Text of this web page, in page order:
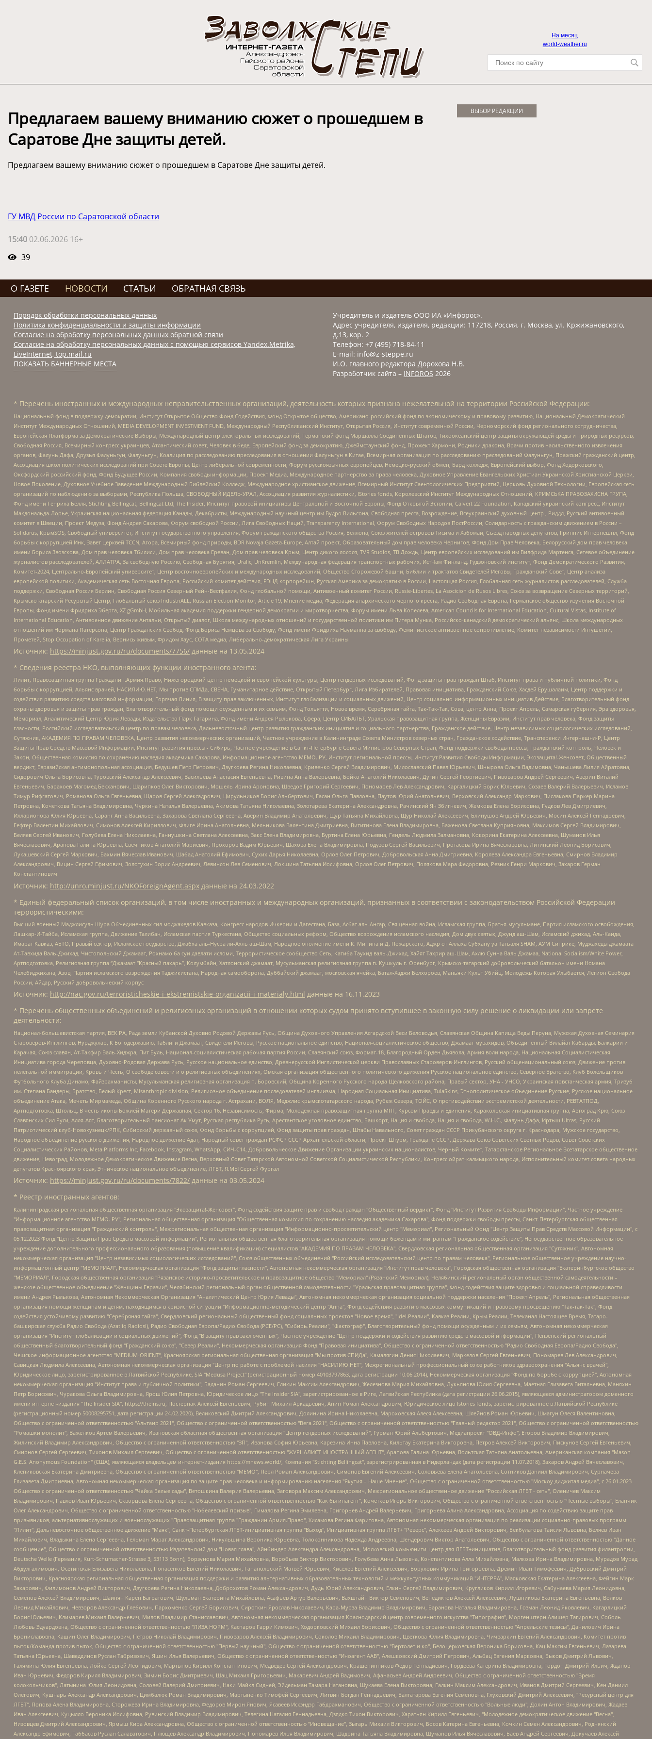
На месяц
world-weather.ru
Предлагаем вашему вниманию сюжет о прошедшем в
Саратове Дне защиты детей.
Предлагаем вашему вниманию сюжет о прошедшем в Саратове Дне защиты детей.
ГУ МВД России по Саратовской области
15:40 02.06.2026 16+
39
ВЫБОР РЕДАКЦИИ
О ГАЗЕТЕ НОВОСТИ СТАТЬИ ОБРАТНАЯ СВЯЗЬ
Порядок обработки персональных данных
Политика конфиденциальности и защиты информации
Согласие на обработку персональных данных обратной связи
Согласие на обработку персональных данных с помощью сервисов Yandex.Metrika,
LiveInternet, top.mail.ru
ПОКАЗАТЬ БАННЕРНЫЕ МЕСТА
Учредитель и издатель ООО ИА «Инфорос».
Адрес учредителя, издателя, редакции: 117218, Россия, г. Москва, ул. Кржижановского,
д.13, кор. 2
Телефон: +7 (495) 718-84-11
E-mail: info@z-steppe.ru
И.О. главного редактора Дорохова Н.В.
Разработчик сайта – INFOROS 2026
* Перечень иностранных и международных неправительственных организаций, деятельность которых признана нежелательной на территории Российской Федерации:
Национальный фонд в поддержку демократии, Институт Открытое Общество Фонд Содействия, Фонд Открытое общество, Американо-российский фонд по экономическому и правовому развитию, Национальный Демократический
Институт Международных Отношений, MEDIA DEVELOPMENT INVESTMENT FUND, Международный Республиканский Институт, Открытая Россия, Институт современной России, Черноморский фонд регионального сотрудничества,
Европейская Платформа за Демократические Выборы, Международный центр электоральных исследований, Германский фонд Маршалла Соединенных Штатов, Тихоокеанский центр защиты окружающей среды и природных ресурсов,
Свободная Россия, Всемирный конгресс украинцев, Атлантический совет, Человек в беде, Европейский фонд за демократию, Джеймстаунский фонд, Прожект Хармони, Родники дракона, Врачи против насильственного извлечения
органов, Фалунь Дафа, Друзья Фалуньгун, Фалуньгун, Коалиция по расследованию преследования в отношении Фалуньгун в Китае, Всемирная организация по расследованию преследований Фалуньгун, Пражский гражданский центр,
Ассоциация школ политических исследований при Совете Европы, Центр либеральной современности, Форум русскоязычных европейцев, Немецко-русский обмен, Бард колледж, Европейский выбор, Фонд Ходорковского,
Оксфордский российский фонд, Фонд Будущее России, Компания свободы информации, Проект Медиа, Международное партнерство за права человека, Духовное Управление Евангельских Христиан Украинской Христианской Церкви,
Новое Поколение, Духовное Учебное Заведение Международный Библейский Колледж, Международное христианское движение, Всемирный Институт Саентологических Предприятий, Церковь Духовной Технологии, Европейская сеть
организаций по наблюдению за выборами, Республика Польша, СВОБОДНЫЙ ИДЕЛЬ-УРАЛ, Ассоциация развития журналистики, IStories fonds, Королевский Институт Международных Отношений, КРИМСЬКА ПРАВОЗАХИСНА ГРУПА,
Фонд имени Генриха Бёлля, Stichting Bellingcat, Bellingcat Ltd, The Insider, Институт правовой инициативы Центральной и Восточной Европы, Фонд Открытой Эстонии, Calvert 22 Foundation, Канадский украинский конгресс, Институт
Макдональда-Лорье, Украинская национальная федерация Канады, Декабристы, Международный научный центр им Вудро Вильсона, Свободная пресса, Возрождение, Всеукраинский духовный центр , Риддл, Русский антивоенный
комитет в Швеции, Проект Медуза, Фонд Андрея Сахарова, Форум свободной России, Лига Свободных Наций, Transparеncy International, Форум Свободных Народов ПостРоссии, Солидарность с гражданским движением в России –
Solidarus, КрымSOS, Свободный университет, Институт государственного управления, Форум гражданского общества Россия, Беллона, Союз жителей островов Тисима и Хабомаи, Съезд народных депутатов, Гринпис Интернешнл, Фонд
борьбы с коррупцией Инк, Завет церквей TCCN, Агора, Всемирный фонд природы, BDR Novaja Gazeta-Europe, Алтай проект, Образовательный дом прав человека Чернигов, Фонд Дом Прав Человека, Белорусский дом прав человека
имени Бориса Звозскова, Дом прав человека Тбилиси, Дом прав человека Ереван, Дом прав человека Крым, Центр дикого лосося, TVR Studios, ТВ Дождь, Центр европейских исследований им Вилфрида Мартенса, Сетевое объединение
журналистов расследователей, АЛЛАТРА, За свободную Россию, Свободная Бурятия, Uralic, UnKremlin, Международная федерация транспортных рабочих, ИстЧам Финланд, Гудзоновский институт, Фонд Демократического Развития,
Комитет-2024, Центрально-Европейский университет, Центр восточноевропейских и международных исследований, Общество Сторожевой башни, Библии и трактатов Свидетелей Иеговы, Гражданский Совет, Центр анализа
европейской политики, Академическая сеть Восточная Европа, Российский комитет действия, РЭНД корпорейшн, Русская Америка за демократию в России, Настоящая Россия, Глобальная сеть журналистов-расследователей, Служба
поддержки, Свободная Россия Берлин, Свободная Россия Северный Рейн-Вестфалия, Фонд глобальной помощи, Антивоенный комитет России, Russie-Libertes, La Asocicion de Rusos Libres, Союз за возвращение Северных территорий,
Крымскотатарский Ресурсный Центр, Глобальный союз IndustriALL, Russian Election Monitor, Article 19, Мнение медиа, Федерация анархического черного креста, Радио Свободная Европа, Германское общество изучения Восточной
Европы, Фонд имени Фридриха Эберта, XZ gGmbH, Мобильная академия поддержки гендерной демократии и миротворчества, Форум имени Льва Копелева, American Councils for International Education, Cultural Vistas, Institute of
International Education, Антивоенное движение Антальи, Открытый диалог, Школа международных отношений и государственной политики им Питера Мунка, Российско-канадский демократический альянс, Школа международных
отношений им Нормана Патерсона, Центр Гражданских Свобод, Фонд Бориса Немцова за Свободу, Фонд имени Фридриха Науманна за свободу, Феминистское антивоенное сопротивление, Комитет независимости Ингушетии,
Прометей, Stop Occupation of Karelia, Вернись живым, Фридом Хаус, СОТА медиа, Либерально-демократическая Лига Украины
Источник: https://minjust.gov.ru/ru/documents/7756/ данные на 13.05.2024
* Сведения реестра НКО, выполняющих функции иностранного агента:
Лилит, Правозащитная группа Гражданин.Армия.Право, Нижегородский центр немецкой и европейской культуры, Центр гендерных исследований, Фонд защиты прав граждан Штаб, Институт права и публичной политики, Фонд
борьбы с коррупцией, Альянс врачей, НАСИЛИЮ.НЕТ, Мы против СПИДа, СВЕЧА, Гуманитарное действие, Открытый Петербург, Лига Избирателей, Правовая инициатива, Гражданский Союз, Хасдей Ерушалаим, Центр поддержки и
содействия развитию средств массовой информации, Горячая Линия, В защиту прав заключенных, Институт глобализации и социальных движений, Центр социально-информационных инициатив Действие, Благотворительный фонд
охраны здоровья и защиты прав граждан, Благотворительный фонд помощи осужденным и их семьям, Фонд Тольятти, Новое время, Серебряная тайга, Так-Так-Так, Сова, центр Анна, Проект Апрель, Самарская губерния, Эра здоровья,
Мемориал, Аналитический Центр Юрия Левады, Издательство Парк Гагарина, Фонд имени Андрея Рылькова, Сфера, Центр СИБАЛЬТ, Уральская правозащитная группа, Женщины Евразии, Институт прав человека, Фонд защиты
гласности, Российский исследовательский центр по правам человека, Дальневосточный центр развития гражданских инициатив и социального партнерства, Гражданское действие, Центр независимых социологических исследований,
Сутяжник, АКАДЕМИЯ ПО ПРАВАМ ЧЕЛОВЕКА, Центр развития некоммерческих организаций, Частное учреждение в Калининграде Совета Министров северных стран, Гражданское содействие, Трансперенси Интернешнл-Р, Центр
Защиты Прав Средств Массовой Информации, Институт развития прессы - Сибирь, Частное учреждение в Санкт-Петербурге Совета Министров Северных Стран, Фонд поддержки свободы прессы, Гражданский контроль, Человек и
Закон, Общественная комиссия по сохранению наследия академика Сахарова, Информационное агентство МЕМО. РУ, Институт региональной прессы, Институт Развития Свободы Информации, Экозащита!-Женсовет, Общественный
вердикт, Евразийская антимонопольная ассоциация, Бедушев Петр Петрович, Дзугкоева Регина Николаевна, Кривенко Сергей Владимирович, Милославский Павел Юрьевич, Шнырова Ольга Вадимовна, Чанышева Лилия Айратовна,
Сидорович Ольга Борисовна, Туровский Александр Алексеевич, Васильева Анастасия Евгеньевна, Ривина Анна Валерьевна, Бойко Анатолий Николаевич, Дугин Сергей Георгиевич, Пивоваров Андрей Сергеевич, Аверин Виталий
Евгеньевич, Барахоев Магомед Бекханович, Шарипков Олег Викторович, Мошель Ирина Ароновна, Шведов Григорий Сергеевич, Пономарев Лев Александрович, Каргалицкий Борис Юльевич, Созаев Валерий Валерьевич, Исламов
Тимур Рифгатович, Романова Ольга Евгеньевна, Щаров Сергей Алексадрович, Цирульников Борис Альбертович, Гасан Ольга Павловна, Паутов Юрий Анатольевич, Верховский Александр Маркович, Пислакова-Паркер Марина
Петровна, Кочеткова Татьяна Владимировна, Чуркина Наталья Валерьевна, Акимова Татьяна Николаевна, Золотарева Екатерина Александровна, Рачинский Ян Збигневич, Жемкова Елена Борисовна, Гудков Лев Дмитриевич,
Илларионова Юлия Юрьевна, Саранг Анна Васильевна, Захарова Светлана Сергеевна, Аверин Владимир Анатольевич, Щур Татьяна Михайловна, Щур Николай Алексеевич, Блинушов Андрей Юрьевич, Мосин Алексей Геннадьевич,
Гефтер Валентин Михайлович, Симонов Алексей Кириллович, Флиге Ирина Анатольевна, Мельникова Валентина Дмитриевна, Вититинова Елена Владимировна, Баженова Светлана Куприяновна, Максимов Сергей Владимирович,
Беляев Сергей Иванович, Голубева Елена Николаевна, Ганнушкина Светлана Алексеевна, Закс Елена Владимировна, Буртина Елена Юрьевна, Гендель Людмила Залмановна, Кокорина Екатерина Алексеевна, Шуманов Илья
Вячеславович, Арапова Галина Юрьевна, Свечников Анатолий Мариевич, Прохоров Вадим Юрьевич, Шахова Елена Владимировна, Подузов Сергей Васильевич, Протасова Ирина Вячеславовна, Литинский Леонид Борисович,
Лукашевский Сергей Маркович, Бахмин Вячеслав Иванович, Шабад Анатолий Ефимович, Сухих Дарья Николаевна, Орлов Олег Петрович, Добровольская Анна Дмитриевна, Королева Александра Евгеньевна, Смирнов Владимир
Александрович, Вицин Сергей Ефимович, Золотухин Борис Андреевич, Левинсон Лев Семенович, Локшина Татьяна Иосифовна, Орлов Олег Петрович, Полякова Мара Федоровна, Резник Генри Маркович, Захаров Герман
Константинович
Источник: http://unro.minjust.ru/NKOForeignAgent.aspx данные на 24.03.2022
* Единый федеральный список организаций, в том числе иностранных и международных организаций, признанных в соответствии с законодательством Российской Федерации
террористическими:
Высший военный Маджлисуль Шура Объединенных сил моджахедов Кавказа, Конгресс народов Ичкерии и Дагестана, База, Асбат аль-Ансар, Священная война, Исламская группа, Братья-мусульмане, Партия исламского освобождения,
Лашкар-И-Тайба, Исламская группа, Движение Талибан, Исламская партия Туркестана, Общество социальных реформ, Общество возрождения исламского наследия, Дом двух святых, Джунд аш-Шам, Исламский джихад, Аль-Каида,
Имарат Кавказ, АБТО, Правый сектор, Исламское государство, Джабха аль-Нусра ли-Ахль аш-Шам, Народное ополчение имени К. Минина и Д. Пожарского, Аджр от Аллаха Субхану уа Тагьаля SHAM, АУМ Синрике, Муджахеды джамаата
Ат-Тавхида Валь-Джихад, Чистопольский Джамаат, Рохнамо ба суи давлати исломи, Террористическое сообщество Сеть, Катиба Таухид валь-Джихад, Хайят Тахрир аш-Шам, Ахлю Сунна Валь Джамаа, National Socialism/White Power,
Артподготовка, Религиозная группа “Джамаат “Красный пахарь”, Колумбайн, Хатлонский джамаат, Мусульманская религиозная группа п. Кушкуль г. Оренбург, Крымско-татарский добровольческий батальон имени Номана
Челебиджихана, Азов, Партия исламского возрождения Таджикистана, Народная самооборона, Дуббайский джамаат, московская ячейка, Батал-Хаджи Белхороев, Маньяки Культ Убийц, Молодёжь Которая Улыбается, Легион Свобода
России, Айдар, Русский добровольческий корпус
Источник: http://nac.gov.ru/terroristicheskie-i-ekstremistskie-organizacii-i-materialy.html данные на 16.11.2023
* Перечень общественных объединений и религиозных организаций в отношении которых судом принято вступившее в законную силу решение о ликвидации или запрете
деятельности:
Национал-большевистская партия, ВЕК РА, Рада земли Кубанской Духовно Родовой Державы Русь, Община Духовного Управления Асгардской Веси Беловодья, Славянская Община Капища Веды Перуна, Мужская Духовная Семинария
Староверов-Инглингов, Нурджулар, К Богодержавию, Таблиги Джамаат, Свидетели Иеговы, Русское национальное единство, Национал-социалистическое общество, Джамаат мувахидов, Объединенный Вилайат Кабарды, Балкарии и
Карачая, Союз славян, Ат-Такфир Валь-Хиджра, Пит Буль, Национал-социалистическая рабочая партия России, Славянский союз, Формат-18, Благородный Орден Дьявола, Армия воли народа, Национальная Социалистическая
Инициатива города Череповца, Духовно-Родовая Держава Русь, Русское национальное единство, Древнерусской Инглистической церкви Православных Староверов-Инглингов, Русский общенациональный союз, Движение против
нелегальной иммиграции, Кровь и Честь, О свободе совести и о религиозных объединениях, Омская организация общественного политического движения Русское национальное единство, Северное Братство, Клуб Болельщиков
Футбольного Клуба Динамо, Файзрахманисты, Мусульманская религиозная организация п. Боровский, Община Коренного Русского народа Щелковского района, Правый сектор, УНА - УНСО, Украинская повстанческая армия, Тризуб
им. Степана Бандеры, Братство, Белый Крест, Misanthropic division, Религиозное объединение последователей инглиизма, Народная Социальная Инициатива, TulaSkins, Этнополитическое объединение Русские, Русское национальное
объединение Атака, Мечеть Мирмамеда, Община Коренного Русского народа г. Астрахани, ВОЛЯ, Меджлис крымскотатарского народа, Рубеж Севера, ТОЙС, О противодействии экстремистской деятельности, РЕВТАТПОД,
Артподготовка, Штольц, В честь иконы Божией Матери Державная, Сектор 16, Независимость, Фирма, Молодежная правозащитная группа МПГ, Курсом Правды и Единения, Каракольская инициативная группа, Автоград Крю, Союз
Славянских Сил Руси, Алля-Аят, Благотворительный пансионат Ак Умут, Русская республика Русь, Арестантское уголовное единство, Башкорт, Нация и свобода, Нация и свобода, W.H.С., Фалунь Дафа, Иртыш Ultras, Русский
Патриотический клуб-Новокузнецк/РПК, Сибирский державный союз, Фонд борьбы с коррупцией, Фонд защиты прав граждан, Штабы Навального, Совет граждан СССР Прикубанского округа г. Краснодара, Мужское государство,
Народное объединение русского движения, Народное движение Адат, Народный совет граждан РСФСР СССР Архангельской области, Проект Штурм, Граждане СССР, Держава Союз Советских Светлых Родов, Совет Советских
Социалистических Районов, Meta Platforms Inc, Facebook, Instagram, WhatsApp, СИЧ-С14, Добровольческое Движение Организации украинских националистов, Черный Комитет, Татарстанское Региональное Всетатарское общественное
движение, Невоград, Молодежное Демократическое Движение Весна, Верховный Совет Татарской Автономной Советской Социалистической Республики, Конгресс ойрат-калмыцкого народа, Исполнительный комитет совета народных
депутатов Красноярского края, Этническое национальное объединение, ЛГБТ, Я.МЫ Сергей Фургал
Источник: https://minjust.gov.ru/ru/documents/7822/ данные на 03.05.2024
* Реестр иностранных агентов:
Калининградская региональная общественная организация "Экозащита!-Женсовет", Фонд содействия защите прав и свобод граждан "Общественный вердикт", Фонд "Институт Развития Свободы Информации", Частное учреждение "Информационное агентство МЕМО. РУ", Региональная общественная организация "Общественная комиссия по сохранению наследия академика Сахарова", Фонд поддержки свободы прессы, Санкт-Петербургская общественная правозащитная организация "Гражданский контроль", Межрегиональная общественная организация "Информационно-просветительский центр "Мемориал", Региональный Фонд "Центр Защиты Прав Средств Массовой Информации", с 05.12.2023 Фонд "Центр Защиты Прав Средств массовой информации", Региональная общественная благотворительная организация помощи беженцам и мигрантам "Гражданское содействие", Негосударственное образовательное учреждение дополнительного профессионального образования (повышение квалификации) специалистов "АКАДЕМИЯ ПО ПРАВАМ ЧЕЛОВЕКА", Свердловская региональная общественная организация "Сутяжник", Автономная некоммерческая организация "Центр независимых социологических исследований", Союз общественных объединений "Российский исследовательский центр по правам человека", Региональное общественное учреждение научно-информационный центр "МЕМОРИАЛ", Некоммерческая организация "Фонд защиты гласности", Автономная некоммерческая организация "Институт прав человека", Городская общественная организация "Екатеринбургское общество "МЕМОРИАЛ", Городская общественная организация "Рязанское историко-просветительское и правозащитное общество "Мемориал" (Рязанский Мемориал), Челябинский региональный орган общественной самодеятельности – женское общественное объединение "Женщины Евразии", Челябинский региональный орган общественной самодеятельности "Уральская правозащитная группа", Фонд содействия защите здоровья и социальной справедливости имени Андрея Рылькова, Автономная Некоммерческая Организация "Аналитический Центр Юрия Левады", Автономная некоммерческая организация социальной поддержки населения "Проект Апрель", Региональная общественная организация помощи женщинам и детям, находящимся в кризисной ситуации "Информационно-методический центр "Анна", Фонд содействия развитию массовых коммуникаций и правовому просвещению "Так-так-Так", Фонд содействия устойчивому развитию "Серебряная тайга", Свердловский региональный общественный фонд социальных проектов "Новое время", "Idel.Реалии", Кавказ.Реалии, Крым.Реалии, Телеканал Настоящее Время, Татаро-башкирская служба Радио Свобода (Azatliq Radiosi), Радио Свободная Европа/Радио Свобода (PCE/PC), "Сибирь.Реалии", "Фактограф", Благотворительный фонд помощи осужденным и их семьям, Автономная некоммерческая организация "Институт глобализации и социальных движений", Фонд "В защиту прав заключенных", Частное учреждение "Центр поддержки и содействия развитию средств массовой информации", Пензенский региональный общественный благотворительный фонд "Гражданский союз", "Север.Реалии", Некоммерческая организация Фонд "Правовая инициатива", Общество с ограниченной ответственностью "Радио Свободная Европа/Радио Свобода", Чешское информационное агентство "MEDIUM-ORIENT", Красноярская региональная общественная организация "Мы против СПИДа", Камалягин Денис Николаевич, Маркелов Сергей Евгеньевич, Пономарев Лев Александрович, Савицкая Людмила Алексеевна, Автономная некоммерческая организация "Центр по работе с проблемой насилия "НАСИЛИЮ.НЕТ", Межрегиональный профессиональный союз работников здравоохранения "Альянс врачей", Юридическое лицо, зарегистрированное в Латвийской Республике, SIA "Medusa Project" (регистрационный номер 40103797863, дата регистрации 10.06.2014), Некоммерческая организация "Фонд по борьбе с коррупцией", Автономная некоммерческая организация "Институт права и публичной политики", Баданин Роман Сергеевич, Гликин Максим Александрович, Железнова Мария Михайловна, Лукьянова Юлия Сергеевна, Маетная Елизавета Витальевна, Маняхин Петр Борисович, Чуракова Ольга Владимировна, Ярош Юлия Петровна, Юридическое лицо "The Insider SIA", зарегистрированное в Риге, Латвийская Республика (дата регистрации 26.06.2015), являющееся администратором доменного имени интернет-издания "The Insider SIA", https://theins.ru, Постернак Алексей Евгеньевич, Рубин Михаил Аркадьевич, Анин Роман Александрович, Юридическое лицо Istories fonds, зарегистрированное в Латвийской Республике (регистрационный номер 50008295751, дата регистрации 24.02.2020), Великовский Дмитрий Александрович, Долинина Ирина Николаевна, Мароховская Алеся Алексеевна, Шлейнов Роман Юрьевич, Шмагун Олеся Валентиновна, Общество с ограниченной ответственностью "Альтаир 2021", Общество с ограниченной ответственностью "Вега 2021", Общество с ограниченной ответственностью "Главный редактор 2021", Общество с ограниченной ответственностью "Ромашки монолит", Важенков Артем Валерьевич, Ивановская областная общественная организация "Центр гендерных исследований", Гурман Юрий Альбертович, Медиапроект "ОВД-Инфо", Егоров Владимир Владимирович, Жилинский Владимир Александрович, Общество с ограниченной ответственностью "ЗП", Иванова София Юрьевна, Карезина Инна Павловна, Кильтау Екатерина Викторовна, Петров Алексей Викторович, Пискунов Сергей Евгеньевич, Смирнов Сергей Сергеевич, Тихонов Михаил Сергеевич, Общество с ограниченной ответственностью "ЖУРНАЛИСТ-ИНОСТРАННЫЙ АГЕНТ", Арапова Галина Юрьевна, Вольтская Татьяна Анатольевна, Американская компания "Mason G.E.S. Anonymous Foundation" (США), являющаяся владельцем интернет-издания https://mnews.world/, Компания "Stichting Bellingcat", зарегистрированная в Нидерландах (дата регистрации 11.07.2018), Захаров Андрей Вячеславович, Клепиковская Екатерина Дмитриевна, Общество с ограниченной ответственностью "МЕМО", Перл Роман Александрович, Симонов Евгений Алексеевич, Соловьева Елена Анатольевна, Сотников Даниил Владимирович, Сурначева Елизавета Дмитриевна, Автономная некоммерческая организация по защите прав человека и информированию населения "Якутия – Наше Мнение", Общество с ограниченной ответственностью "Москоу диджитал медиа", с 26.01.2023 Общество с ограниченной ответственностью "Чайка Белые сады", Ветошкина Валерия Валерьевна, Заговора Максим Александрович, Межрегиональное общественное движение "Российская ЛГБТ - сеть", Оленичев Максим Владимирович, Павлов Иван Юрьевич, Скворцова Елена Сергеевна, Общество с ограниченной ответственностью "Как бы инагент", Кочетков Игорь Викторович, Общество с ограниченной ответственностью "Честные выборы", Еланчик Олег Александрович, Общество с ограниченной ответственностью "Нобелевский призыв", Гималова Регина Эмилевна, Григорьев Андрей Валерьевич, Григорьева Алина Александровна, Ассоциация по содействию защите прав призывников, альтернативнослужащих и военнослужащих "Правозащитная группа "Гражданин.Армия.Право", Хисамова Регина Фаритовна, Автономная некоммерческая организация по реализации социально-правовых программ "Лилит", Дальневосточное общественное движение "Маяк", Санкт-Петербургская ЛГБТ-инициативная группа "Выход", Инициативная группа ЛГБТ+ "Реверс", Алексеев Андрей Викторович, Бекбулатова Таисия Львовна, Беляев Иван Михайлович, Владыкина Елена Сергеевна, Гельман Марат Александрович, Никульшина Вероника Юрьевна, Толоконникова Надежда Андреевна, Шендерович Виктор Анатольевич, Общество с ограниченной ответственностью "Данное сообщение", Общество с ограниченной ответственностью Издательский дом "Новая глава", Айнбиндер Александра Александровна, Московский комьюнити-центр для ЛГБТ+инициатив, Благотворительный фонд развития филантропии, Deutsche Welle (Германия, Kurt-Schumacher-Strasse 3, 53113 Bonn), Борзунова Мария Михайловна, Воробьев Виктор Викторович, Голубева Анна Львовна, Константинова Алла Михайловна, Малкова Ирина Владимировна, Мурадов Мурад Абдулгалимович, Осетинская Елизавета Николаевна, Понасенков Евгений Николаевич, Ганапольский Матвей Юрьевич, Киселев Евгений Алексеевич, Борухович Ирина Григорьевна, Дремин Иван Тимофеевич, Дубровский Дмитрий Викторович, Красноярская региональная общественная организация поддержки и развития альтернативных образовательных технологий и межкультурных коммуникаций "ИНТЕРРА", Маяковская Екатерина Алексеевна, Фейгин Марк Захарович, Филимонов Андрей Викторович, Дзугкоева Регина Николаевна, Доброхотов Роман Александрович, Дудь Юрий Александрович, Елкин Сергей Владимирович, Кругликов Кирилл Игоревич, Сабунаева Мария Леонидовна, Семенов Алексей Владимирович, Шаинян Карен Багратович, Шульман Екатерина Михайловна, Асафьев Артур Валерьевич, Вахштайн Виктор Семенович, Венедиктов Алексей Алексеевич, Лушникова Екатерина Евгеньевна, Волков Леонид Михайлович, Невзоров Александр Глебович, Пархоменко Сергей Борисович, Сироткин Ярослав Николаевич, Кара-Мурза Владимир Владимирович, Баранова Наталья Владимировна, Гозман Леонид Яковлевич, Кагарлицкий Борис Юльевич, Климарев Михаил Валерьевич, Милов Владимир Станиславович, Автономная некоммерческая организация Краснодарский центр современного искусства "Типография", Моргенштерн Алишер Тагирович, Соболь Любовь Эдуардовна, Общество с ограниченной ответственностью "ЛИЗА НОРМ", Каспаров Гарри Кимович, Ходорковский Михаил Борисович, Общество с ограниченной ответственностью "Апрельские тезисы", Данилович Ирина Брониславовна, Кашин Олег Владимирович, Петров Николай Владимирович, Пивоваров Алексей Владимирович, Соколов Михаил Владимирович, Цветкова Юлия Владимировна, Чичваркин Евгений Александрович, Комитет против пыток/Команда против пыток, Общество с ограниченной ответственностью "Первый научный", Общество с ограниченной ответственностью "Вертолет и ко", Белоцерковская Вероника Борисовна, Кац Максим Евгеньевич, Лазарева Татьяна Юрьевна, Шаведдинов Руслан Табризович, Яшин Илья Валерьевич, Общество с ограниченной ответственностью "Иноагент ААВ", Алешковский Дмитрий Петрович, Альбац Евгения Марковна, Быков Дмитрий Львович, Галямина Юлия Евгеньевна, Лойко Сергей Леонидович, Мартынов Кирилл Константинович, Медведев Сергей Александрович, Крашенинников Федор Геннадиевич, Гордеева Катерина Вл